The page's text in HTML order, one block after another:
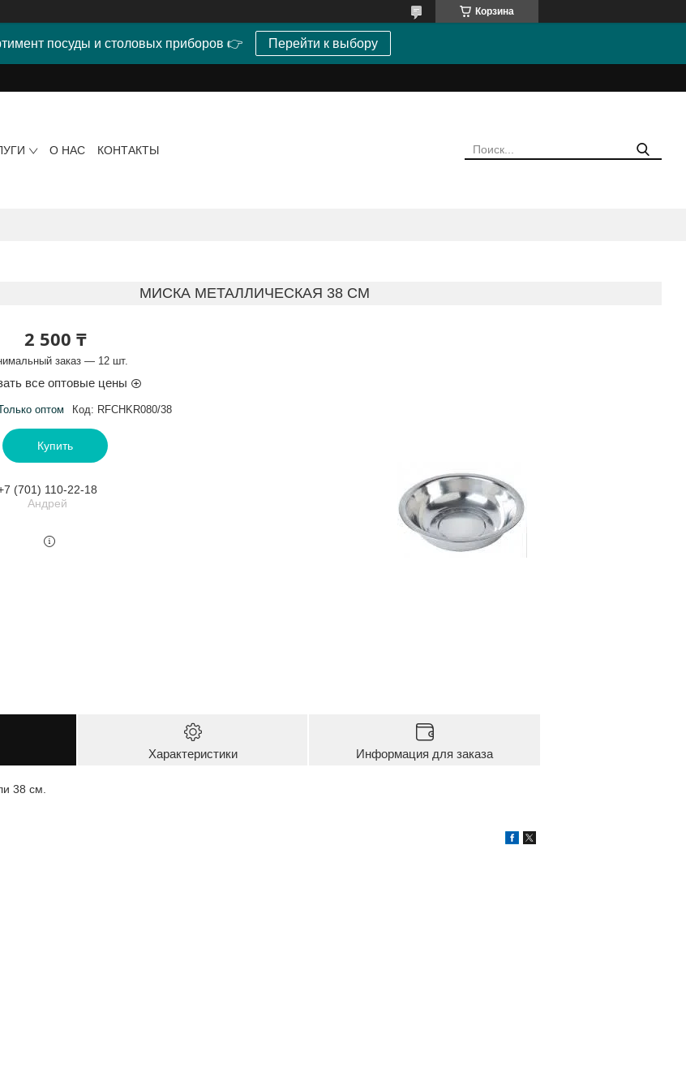
Корзина
посуды и столовых приборов 👉 Перейти к выбору
О НАС КОНТАКТЫ
МИСКА МЕТАЛЛИЧЕСКАЯ 38 СМ
2 500 ₸
заказ — 12 шт.
все оптовые цены
оптом Код: RFCHKR080/38
Купить
(701) 110-22-18
Андрей
Характеристики Информация для заказа
38 см.